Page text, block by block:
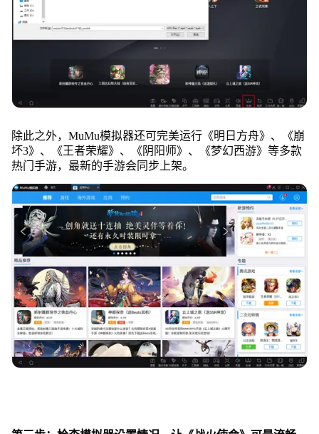
除此之外，MuMu模拟器还可完美运行《明日方舟》、《崩
坏3》、《王者荣耀》、《阴阳师》、《梦幻西游》等多款
热门手游，最新的手游会同步上架。